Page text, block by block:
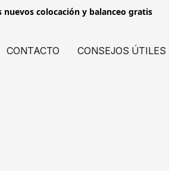
nuevos colocación y balanceo gratis
CONTACTO CONSEJOS ÚTILES